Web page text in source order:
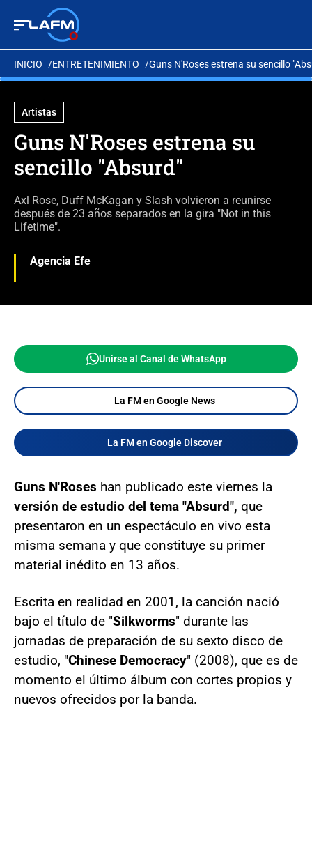
INICIO ENTRETENIMIENTO Guns N'Roses estrena su sencillo
Artistas
Guns N'Roses estrena su
sencillo "Absurd"
Axl Rose, Duff McKagan y Slash volvieron a reunirse
después de 23 años separados en la gira "Not in this
Lifetime".
Agencia Efe
Unirse al Canal de WhatsApp
La FM en Google News
La FM en Google Discover
Guns N'Roses han publicado este viernes la
versión de estudio del tema "Absurd", que
presentaron en un espectáculo en vivo esta
misma semana y que constituye su primer
material inédito en 13 años.
Escrita en realidad en 2001, la canción nació
bajo el título de "Silkworms" durante las
jornadas de preparación de su sexto disco de
estudio, "Chinese Democracy" (2008), que es de
momento el último álbum con cortes propios y
nuevos ofrecidos por la banda.